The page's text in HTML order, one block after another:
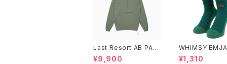
Last Resort AB PAC
K ANORAK SAGE
¥9,900
WHIMSY
CKS
¥1,310